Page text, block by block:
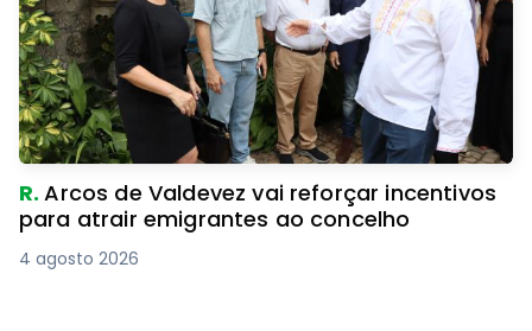
R.Arcos de Valdevez vai reforçar incentivos
para atrair emigrantes ao concelho
4 agosto 2026